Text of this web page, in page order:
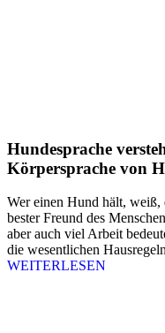
Hundesprache
Körpersprache von
Wer einen Hund hält, weiß,
bester Freund des
aber auch viel Arbeit
die wesentlichen
WEITERLESEN